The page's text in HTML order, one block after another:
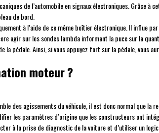
de l’automobile en signaux électroniques. Grâce à
de bord.
à l’aide de ce même boîtier électronique. Il influe
agir sur les sondes lambda informant la puce sur la
pédale. Ainsi, si vous appuyez fort sur la pédale, vous
moteur ?
des agissements du véhicule, il est donc normal que la
les paramètres d’origine que les constructeurs ont
à la prise de diagnostic de la voiture et d’utiliser un